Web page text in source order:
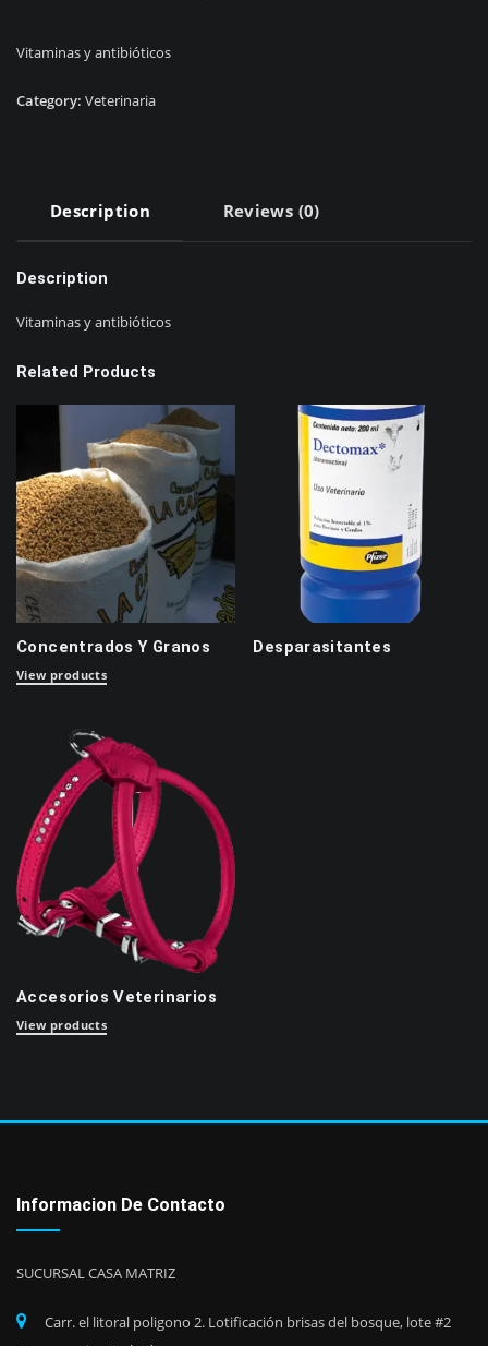
Vitaminas y antibióticos
Category: Veterinaria
Description Reviews (0)
Description
Vitaminas y antibióticos
Related Products
Concentrados Y Granos
View products
Desparasitantes
Accesorios Veterinarios
View products
Informacion De Contacto
SUCURSAL CASA MATRIZ
Carr. el litoral poligono 2. Lotificación brisas del bosque, lote #2